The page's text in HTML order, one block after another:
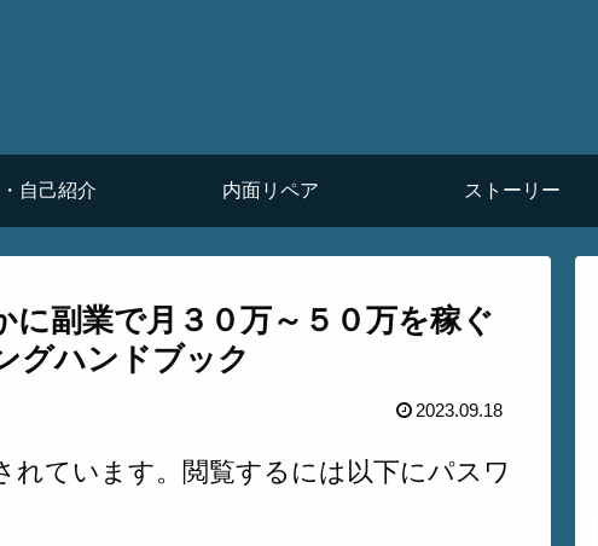
自己紹介 内面リペア ストーリー
副業で月３０万～５０万を稼ぐ
グハンドブック
2023.09.18
ています。閲覧するには以下にパスワ